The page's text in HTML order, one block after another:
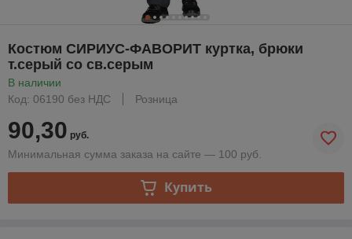
Костюм СИРИУС-ФАВОРИТ куртка, брюки
т.серый со св.серым
В наличии
Код: 06190 без НДС
Розница
90,30 руб.
Минимальная сумма заказа на сайте — 100 руб.
Купить